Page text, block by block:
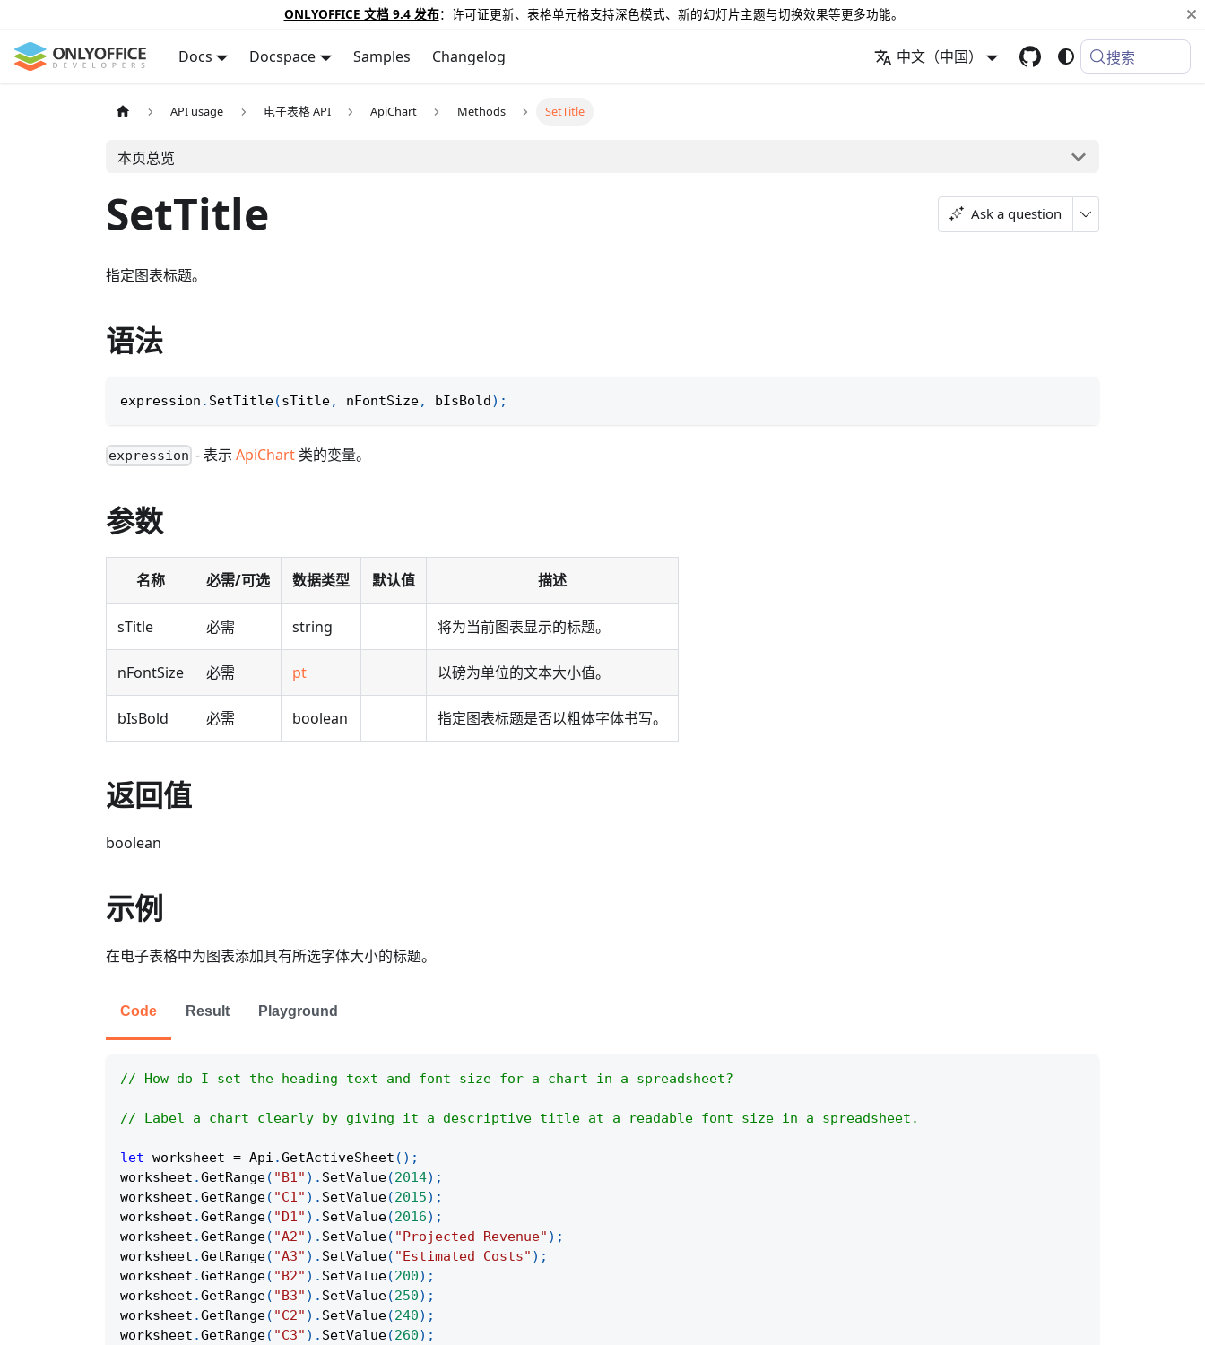
ONLYOFFICE 文档 9.4 发布：许可证更新、表格单元格支持深色模式、新的幻灯片主题与切换效果等更多功能。
Docs Docspace Samples Changelog 中文（中国） 搜索
API usage 电子表格 API ApiChart Methods SetTitle
本页总览
SetTitle Ask a question
指定图表标题。
语法
expression . SetTitle(sTitle, nFontSize, bIsBold) ;
expression - 表示ApiChart 类的变量。
参数
名称 必需/可选 数据类型 默认值 描述
sTitle 必需 string 将为当前图表显示的标题。
nFontSize 必需 pt 以磅为单位的文本大小值。
bIsBold 必需 boolean 指定图表标题是否以粗体字体书写。
返回值
boolean
示例
在电子表格中为图表添加具有所选字体大小的标题。
Code Result Playground
// How do I set the heading text and font size for a chart in a spreadsheet?
// Label a chart clearly by giving it a descriptive title at a readable font size in a spreadsheet.
let worksheet = Api .GetActiveSheet ( ) ;
worksheet .GetRange( "B1" ) . SetValue(2014) ;
worksheet .GetRange( "C1" ) . SetValue(2015) ;
worksheet .GetRange( "D1" ) . SetValue(2016) ;
worksheet .GetRange( "A2" ) . SetValue( "Projected Revenue" ) ;
worksheet .GetRange( "A3" ) . SetValue( "Estimated Costs" ) ;
worksheet .GetRange( "B2" ) . SetValue(200) ;
worksheet .GetRange( "B3" ) . SetValue(250) ;
worksheet .GetRange( "C2" ) . SetValue(240) ;
worksheet .GetRange( "C3" ) . SetValue(260) ;